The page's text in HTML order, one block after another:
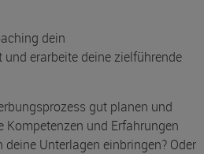
dein
erarbeite deine zielführende
gut planen und
Kompetenzen und Erfahrungen
Unterlagen einbringen? Oder